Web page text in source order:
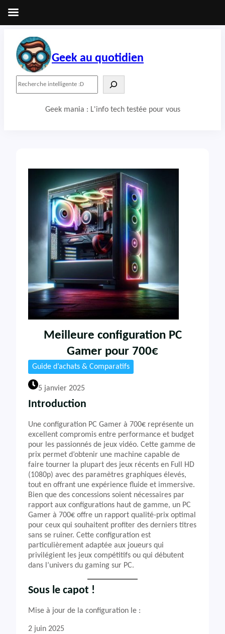
contenu
Geek au quotidien
Geek mania : L'info tech testée pour vous
Meilleure configuration PC
Gamer pour 700€
Guide d’achats & Comparatifs
5 janvier 2025
Introduction
Une configuration PC Gamer à 700€ représente un
excellent compromis entre performance et budget
pour les passionnés de jeux vidéo. Cette gamme de
prix permet d’obtenir une machine capable de
faire tourner la plupart des jeux récents en Full HD
(1080p) avec des paramètres graphiques élevés,
tout en offrant une expérience fluide et immersive.
Bien que des concessions soient nécessaires par
rapport aux configurations haut de gamme, un PC
Gamer à 700€ offre un rapport qualité-prix optimal
pour ceux qui souhaitent profiter des derniers titres
sans se ruiner. Cette configuration est
particulièrement adaptée aux joueurs qui
privilégient les jeux compétitifs ou qui débutent
dans l’univers du gaming sur PC.
Sous le capot !
Mise à jour de la configuration le :
2 juin 2025